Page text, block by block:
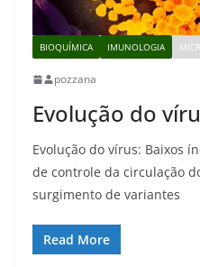
BIOQUÍMICA IMUNOLOGIA
pozzana
Evolução do
Evolução do vírus: Baixos
de controle da circulação
surgimento de variantes
Read More